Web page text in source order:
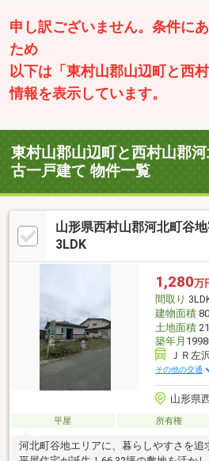
申し訳ございません。条件に
ため
以下は「東村山郡山辺町と西
情報を表示しています。
東村山郡山辺町と西村山郡
古一戸建て 物件一覧
山形県西村山郡河北町谷
3LDK
1,280万
間取り
建物面積
土地面積
築年月
ＪＲ左
その他の交通
山形県
平屋 所有権
河北町谷地エリアに、暮らしやすさを追